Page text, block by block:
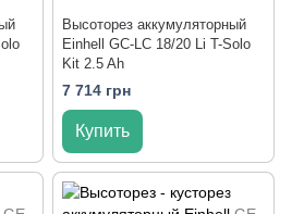
Высоторез аккумуляторный
Einhell GC-LC 18/20 Li T-Solo
Kit 2.5 Ah
7 714 грн
Купить